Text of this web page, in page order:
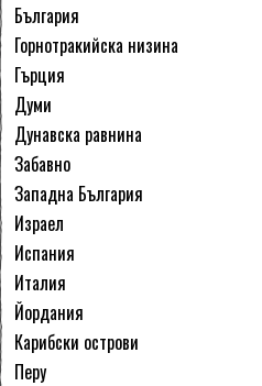
България
Горнотракийска низина
Гърция
Думи
Дунавска равнина
Забавно
Западна България
Израел
Испания
Италия
Йордания
Карибски острови
Перу